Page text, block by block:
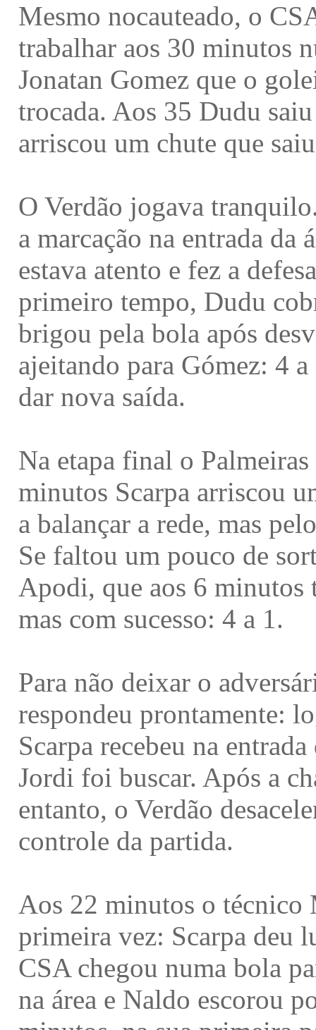
Mesmo nocauteado, o
trabalhar aos 30 minutos
Jonatan Gomez que o
trocada. Aos 35 Dudu
arriscou um chute que
O Verdão jogava
a marcação na entrada da
estava atento e fez a
primeiro tempo, Dudu
brigou pela bola após
ajeitando para Gómez: 4
dar nova saída.
Na etapa final o
minutos Scarpa arriscou
a balançar a rede, mas
Se faltou um pouco de
Apodi, que aos 6 minutos
mas com sucesso: 4 a 1.
Para não deixar o
respondeu prontamente:
Scarpa recebeu na
Jordi foi buscar. Após a
entanto, o Verdão
controle da partida.
Aos 22 minutos o técnico
primeira vez: Scarpa deu
CSA chegou numa bola
na área e Naldo escorou